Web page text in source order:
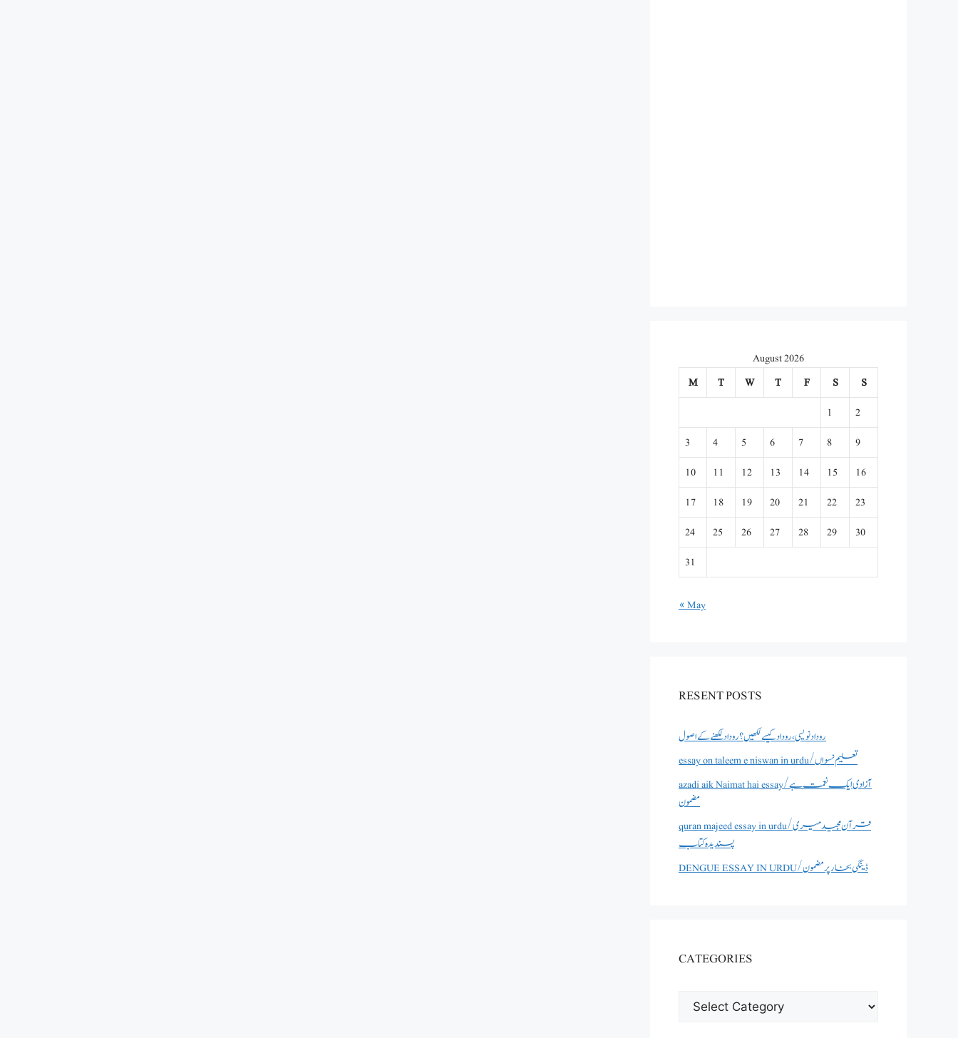
August 2026
M
T W T F S
S
1
2
3
4 5 6 7 8
9
10
11 12 13 14 15
16
17
18 19 20 21 22
23
24
25 26 27 28 29
30
31
« May
RESENT POSTS
روداد نویسی ،روداد کیسے لکھیں؟ روداد لکھنے کے اصول
essay on taleem e niswan in urdu/تعلیم نسواں
azadi aik Naimat hai essay/آزادی ایک نعمت ہے
مضمون
quran majeed essay in urdu/قرآن مجید میری
پسندیدہ کتاب
DENGUE ESSAY IN URDU/ڈینگی بخار پر مضمون
CATEGORIES
CATEGORIES